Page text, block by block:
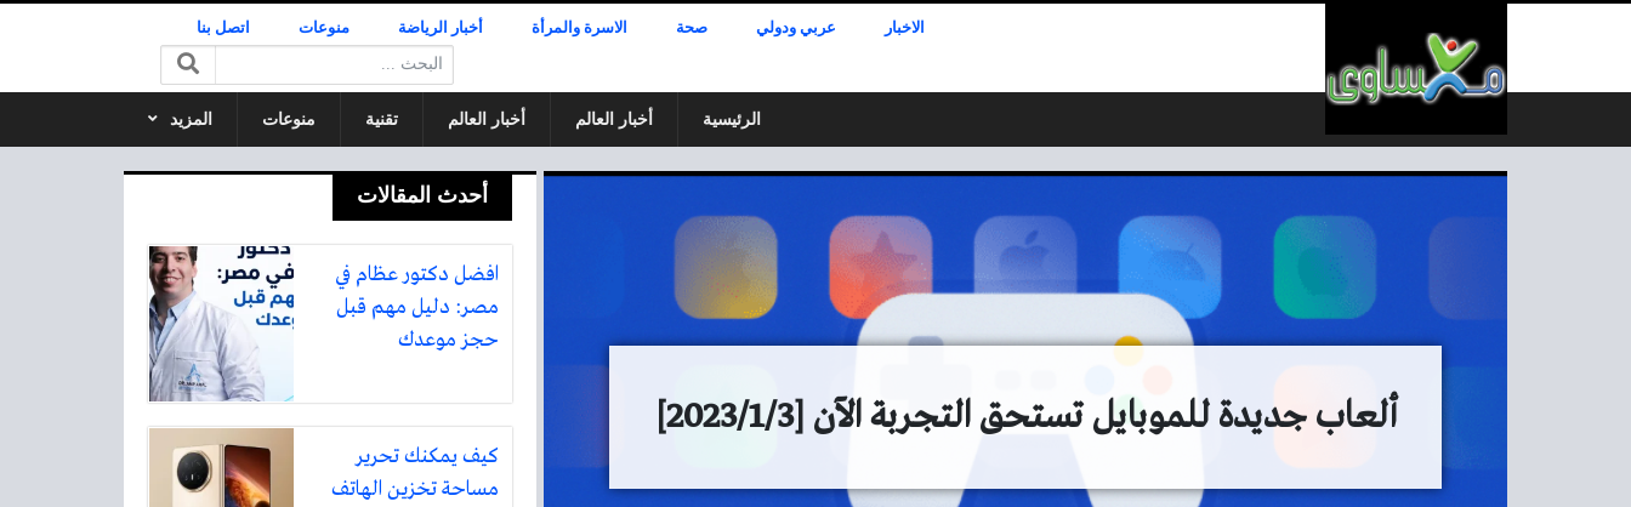
الاخبار عربي ودولي صحة الاسرة والمرأة أخبار الرياضة منوعات اتصل بنا
البحث:
الرئيسية أخبار العالم أخبار العالم تقنية منوعات المزيد
ألعاب جديدة للموبايل تستحق التجربة الآن [2023/1/3]
أحدث المقالات
افضل دكتور عظام في
مصر: دليل مهم قبل
حجز موعدك
كيف يمكنك تحرير
مساحة تخزين الهاتف